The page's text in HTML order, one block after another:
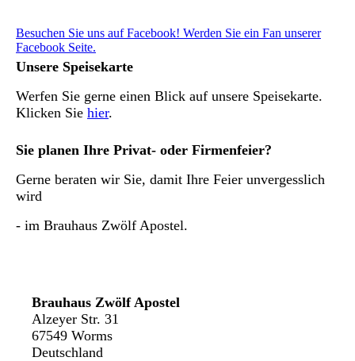
Besuchen Sie uns auf Facebook! Werden Sie ein Fan unserer
Facebook Seite.
Unsere Speisekarte
Werfen Sie gerne einen Blick auf unsere Speisekarte.
Klicken Sie hier.
Sie planen Ihre Privat- oder Firmenfeier?
Gerne beraten wir Sie, damit Ihre Feier unvergesslich
wird
- im Brauhaus Zwölf Apostel.
Brauhaus Zwölf Apostel
Alzeyer Str. 31
67549 Worms
Deutschland